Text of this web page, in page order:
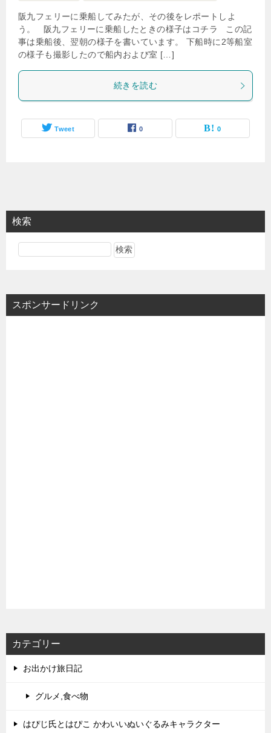
阪九フェリーに乗船してみたが、その後をレポートしよ
う。 阪九フェリーに乗船したときの様子はコチラ この記
事は乗船後、翌朝の様子を書いています。 下船時に2等船室
の様子も撮影したので船内および室 […]
続きを読む
Tweet 0 0
検索
スポンサードリンク
カテゴリー
お出かけ旅日記
グルメ,食べ物
はぴじ氏とはぴこ かわいいぬいぐるみキャラクター